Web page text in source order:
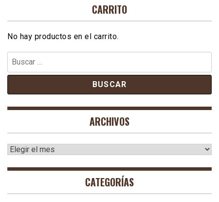
CARRITO
No hay productos en el carrito.
Buscar:
ARCHIVOS
Archivos
CATEGORÍAS